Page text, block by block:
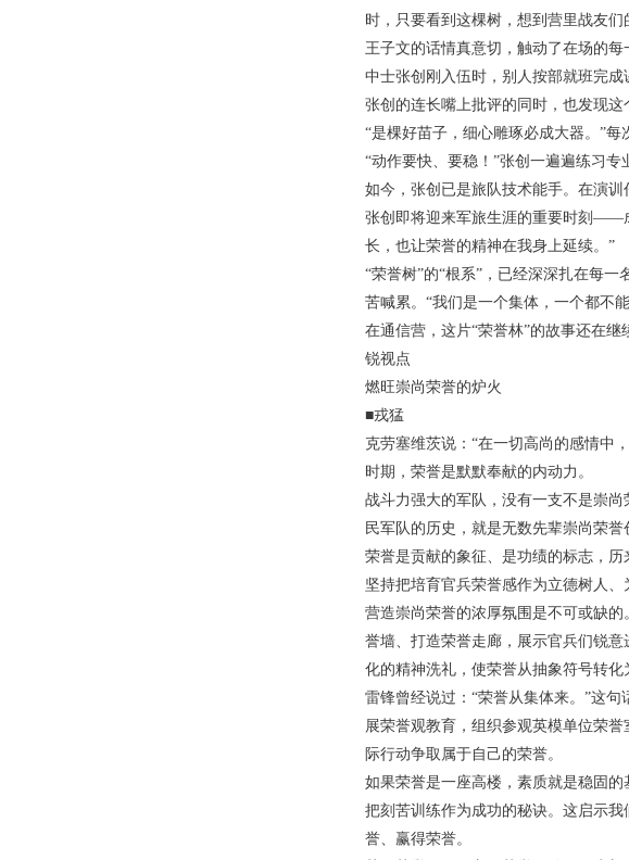
时，只要看到这棵树，想到营里战友
王子文的话情真意切，触动了在场的每
中士张创刚入伍时，别人按部就班完成
张创的连长嘴上批评的同时，也发现
“是棵好苗子，细心雕琢必成大器。”每
“动作要快、要稳！”张创一遍遍练习
如今，张创已是旅队技术能手。在演训
张创即将迎来军旅生涯的重要时刻——
长，也让荣誉的精神在我身上延续。”
“荣誉树”的“根系”，已经深深扎在每
苦喊累。“我们是一个集体，一个都不
在通信营，这片“荣誉林”的故事还在
锐视点
燃旺崇尚荣誉的炉火
■戎猛
克劳塞维茨说：“在一切高尚的感情中
时期，荣誉是默默奉献的内动力。
战斗力强大的军队，没有一支不是崇
民军队的历史，就是无数先辈崇尚荣
荣誉是贡献的象征、是功绩的标志，
坚持把培育官兵荣誉感作为立德树人
营造崇尚荣誉的浓厚氛围是不可或缺
誉墙、打造荣誉走廊，展示官兵们锐
化的精神洗礼，使荣誉从抽象符号转
雷锋曾经说过：“荣誉从集体来。”这
展荣誉观教育，组织参观英模单位荣
际行动争取属于自己的荣誉。
如果荣誉是一座高楼，素质就是稳固
把刻苦训练作为成功的秘诀。这启示
誉、赢得荣誉。